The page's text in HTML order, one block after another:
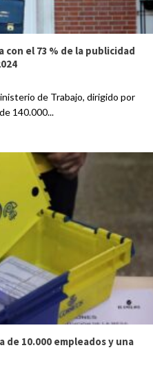
con el 73 % de la publicidad
de Trabajo, dirigido por
140.000...
de 10.000 empleados y una